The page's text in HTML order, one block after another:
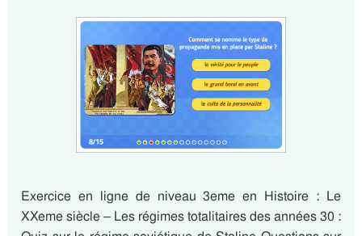
Exercice en ligne de niveau 3eme en Histoire : Le
XXeme siècle – Les régimes totalitaires des années 30 :